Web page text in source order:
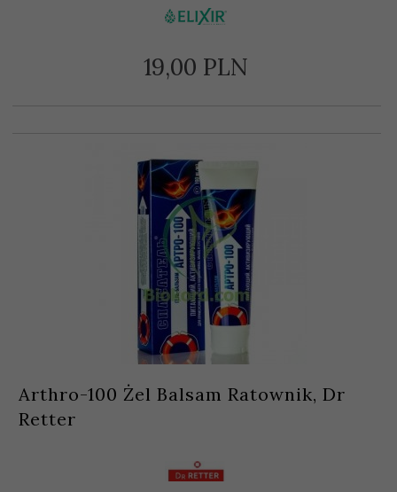
19,00 PLN
Arthro-100 Żel Balsam Ratownik, Dr
Retter